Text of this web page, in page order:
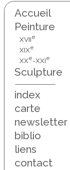
Accueil
Peinture
XVIIe
XIXe
XXe-XXIe
Sculpture
index
carte
newsletter
biblio
liens
contact